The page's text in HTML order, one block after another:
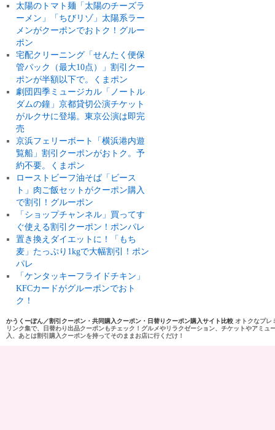
太陽のトマト麺「太陽のチーズラ
ーメン」「ちびリゾ」太陽系ラー
メンがクーポンでおトク！グルー
ポン
宅配クリーニング「せんたく便保
管パック（最大10点）」割引クー
ポンが半額以下で。くまポン
劇団四季ミュージカル「ノートル
ダムの鐘」京都貸切公演チケット
がルクサに登場。東京公演は即完
売
京浜フェリーボート「横浜港内遊
覧船」割引クーポンがおトク。予
約不要。くまポン
ローストビーフ油そば「ビース
ト」肉ご飯セットがクーポン購入
で割引！グルーポン
「ショップチャンネル」買ってす
ぐ使える割引クーポン！ポンパレ
置き換えダイエットに！「もち
麦」たっぷり1kgで大幅割引！ポン
パレ
「ケンタッキーフライドチキン」
KFCカードがグルーポンでおト
ク！
かうくーぽん／割引クーポン・共同購入クーポン・日替りクーポン購入サイト比較 オトクなプレ
リンク集で、日替わり出品クーポンもチェック！グルメやリラクゼーション、チケットやアミ
入、あとは割引購入クーポンを持ってそのままお店に行くだけ！